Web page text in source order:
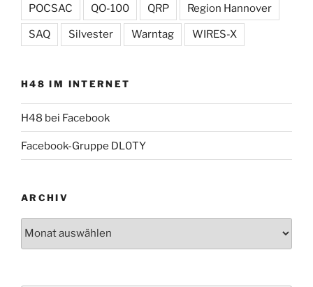
POCSAC QO-100 QRP Region Hannover
SAQ Silvester Warntag WIRES-X
H48 IM INTERNET
H48 bei Facebook
Facebook-Gruppe DL0TY
ARCHIV